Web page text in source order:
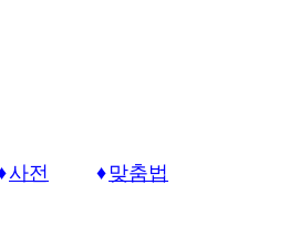
사전
맞춤법